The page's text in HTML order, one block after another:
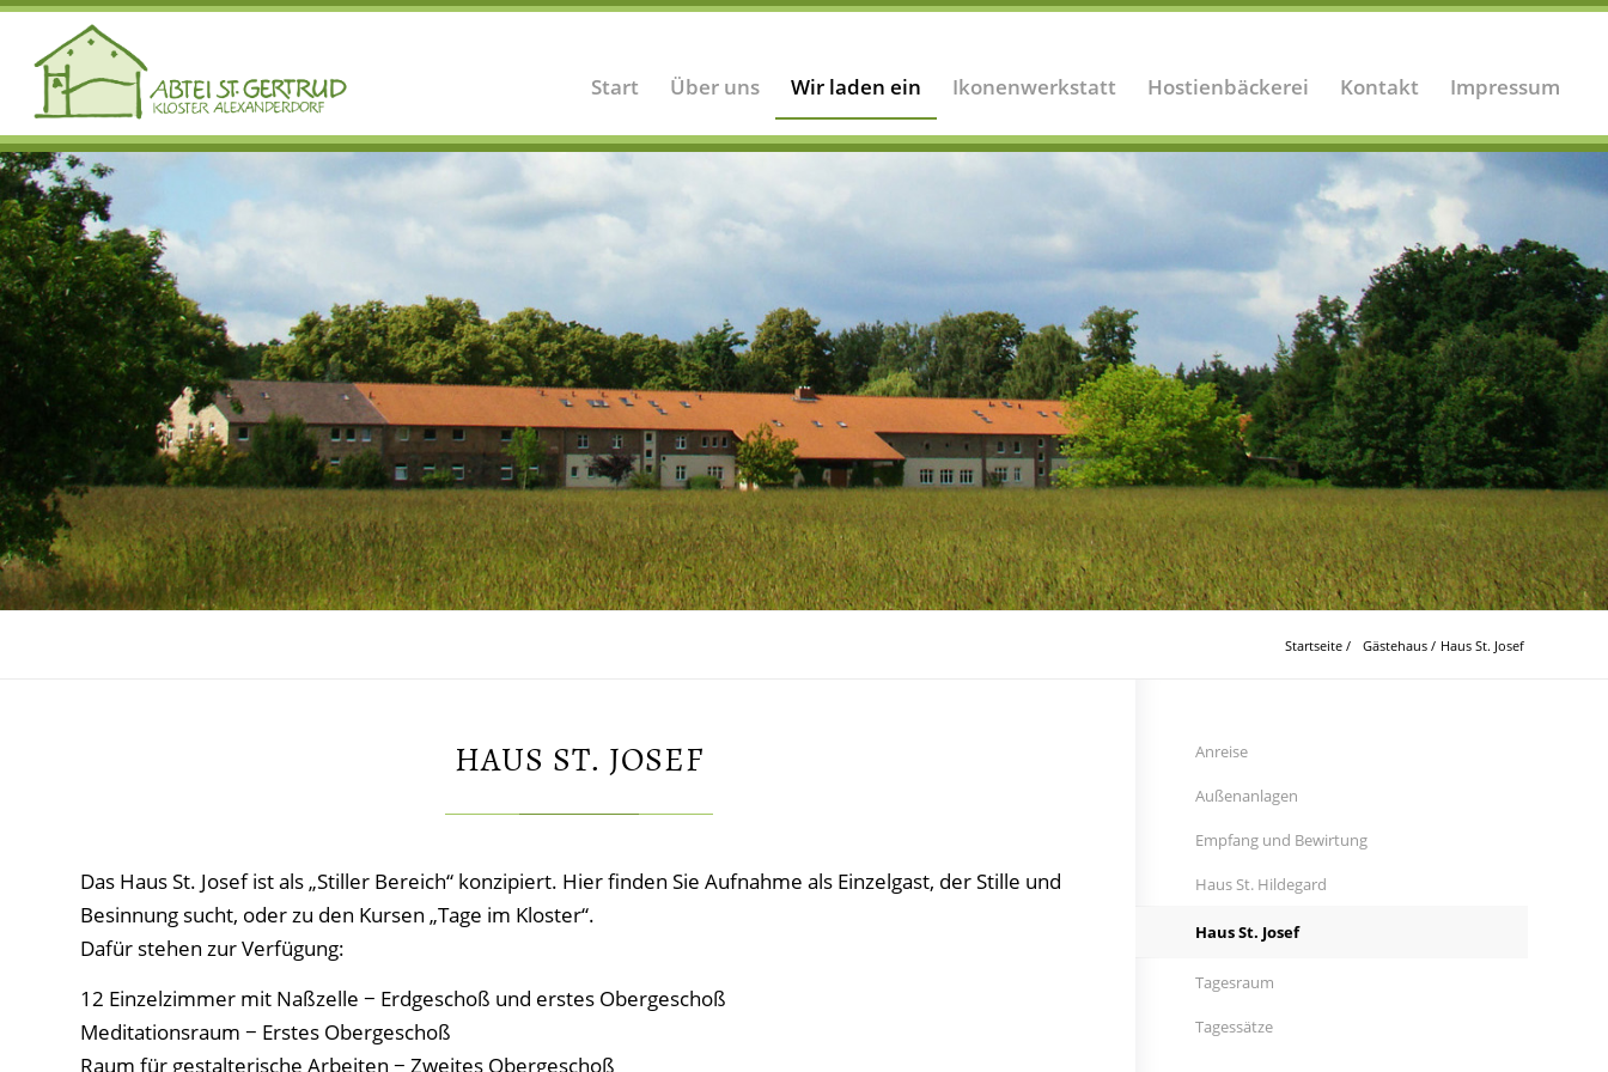
Start Über uns Wir laden ein Ikonenwerkstatt Hostienbäckerei Kontakt Impressum
Startseite / Gästehaus / Haus St. Josef
HAUS ST. JOSEF
Das Haus St. Josef ist als „Stiller Bereich“ konzipiert. Hier finden Sie Aufnahme als Einzelgast, der Stille und
Besinnung sucht, oder zu den Kursen „Tage im Kloster“.
Dafür stehen zur Verfügung:
12 Einzelzimmer mit Naßzelle − Erdgeschoß und erstes Obergeschoß
Meditationsraum − Erstes Obergeschoß
Raum für gestalterische Arbeiten − Zweites Obergeschoß
Anreise
Außenanlagen
Empfang und Bewirtung
Haus St. Hildegard
Haus St. Josef
Tagesraum
Tagessätze